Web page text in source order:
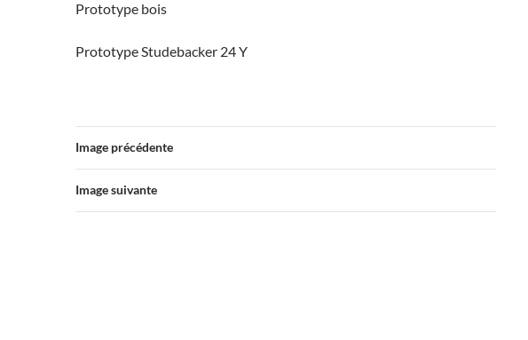
Prototype bois
Prototype Studebacker 24 Y
Image précédente
Image suivante